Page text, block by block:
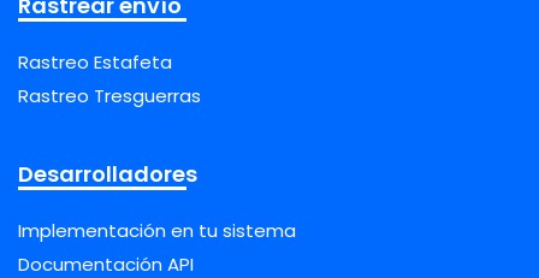
Rastreo Estafeta
Rastreo Tresguerras
Desarrolladores
Implementación en tu sistema
Documentación API